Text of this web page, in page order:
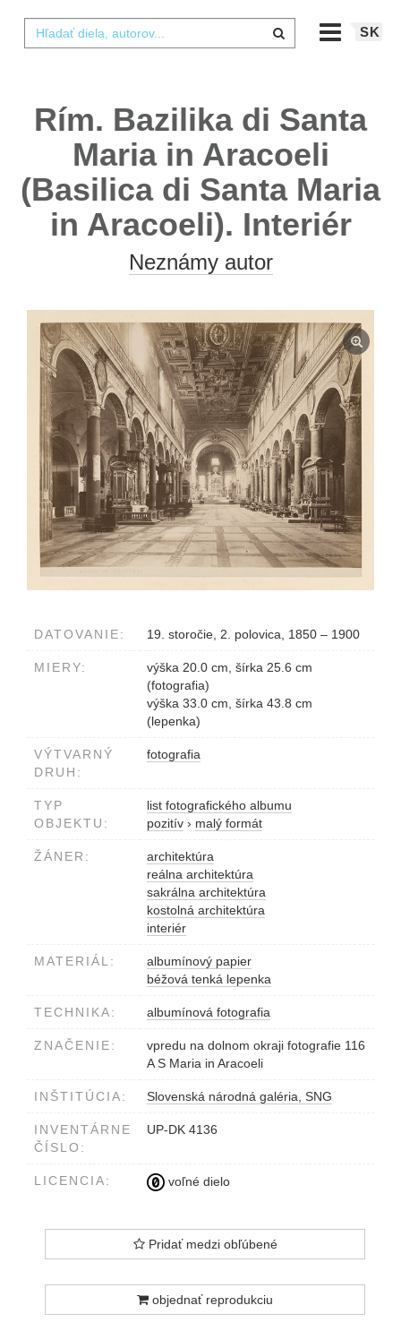
SK
Rím. Bazilika di Santa
Maria in Aracoeli
(Basilica di Santa Maria
in Aracoeli). Interiér
Neznámy autor
DATOVANIE: 19. storočie, 2. polovica, 1850 – 1900
MIERY:
výška 20.0 cm, šírka 25.6 cm
(fotografia)
výška 33.0 cm, šírka 43.8 cm
(lepenka)
VÝTVARNÝ
DRUH:
fotografia
TYP
OBJEKTU:
list fotografického albumu
pozitív › malý formát
ŽÁNER:
architektúra
reálna architektúra
sakrálna architektúra
kostolná architektúra
interiér
MATERIÁL:
albumínový papier
béžová tenká lepenka
TECHNIKA: albumínová fotografia
ZNAČENIE:
vpredu na dolnom okraji fotografie 116
A S Maria in Aracoeli
INŠTITÚCIA: Slovenská národná galéria, SNG
INVENTÁRNE
ČÍSLO:
UP-DK 4136
LICENCIA: voľné dielo
Pridať medzi obľúbené
objednať reprodukciu